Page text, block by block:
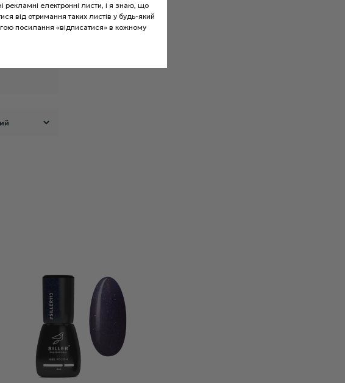
рекламні електронні листи, і я знаю, що
від отримання таких листів у будь-який
посилання «відписатися» в кожному